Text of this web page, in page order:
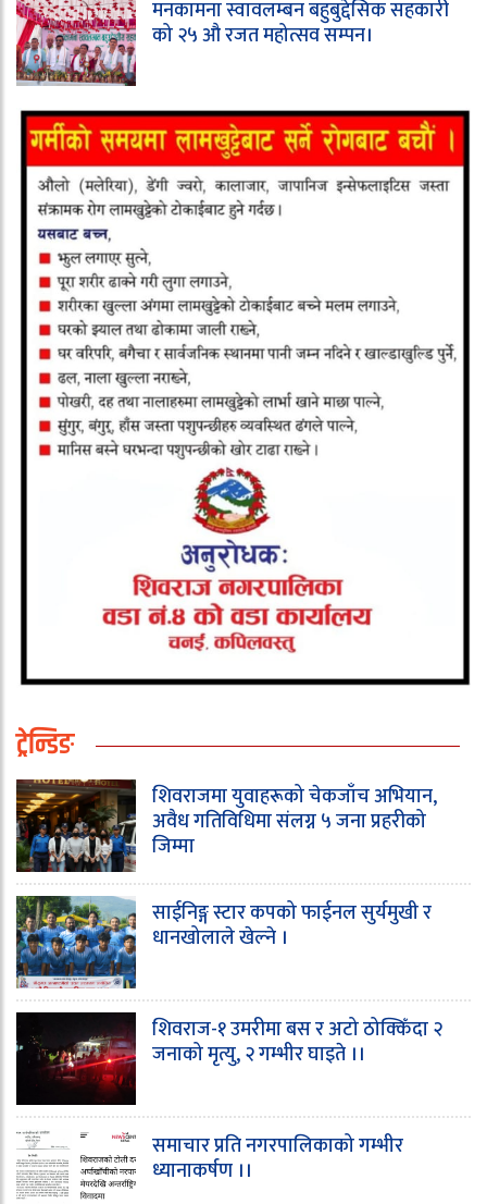
मनकामना स्वावलम्बन बहुबुद्देसिक सहकारी
को २५ औ रजत महोत्सव सम्पन।
ट्रेन्डिङ
शिवराजमा युवाहरूको चेकजाँच अभियान,
अवैध गतिविधिमा संलग्न ५ जना प्रहरीको
जिम्मा
साईनिङ्ग स्टार कपको फाईनल सुर्यमुखी र
धानखोलाले खेल्ने ।
शिवराज-१ उमरीमा बस र अटो ठोक्किँदा २
जनाको मृत्यु, २ गम्भीर घाइते ।।
समाचार प्रति नगरपालिकाको गम्भीर
ध्यानाकर्षण ।।